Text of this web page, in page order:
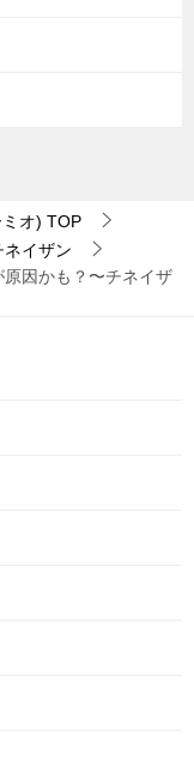
オ) TOP
ネイザン
原因かも？〜チネイザ